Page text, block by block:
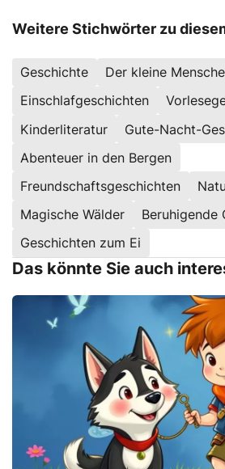
Weitere Stichwörter zu
Geschichte
Der kleine
Einschlafgeschichten
Kinderliteratur
Gute-Nacht-
Abenteuer in den Bergen
Freundschaftsgeschichten
Magische Wälder
Beruhigende
Geschichten zum Ei
Das könnte Sie auch